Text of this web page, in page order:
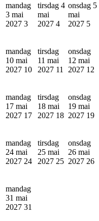
mandag
3 mai
2027 3
tirsdag 4
mai
2027 4
onsdag 5
mai
2027 5
mandag
10 mai
2027 10
tirsdag
11 mai
2027 11
onsdag
12 mai
2027 12
mandag
17 mai
2027 17
tirsdag
18 mai
2027 18
onsdag
19 mai
2027 19
mandag
24 mai
2027 24
tirsdag
25 mai
2027 25
onsdag
26 mai
2027 26
mandag
31 mai
2027 31